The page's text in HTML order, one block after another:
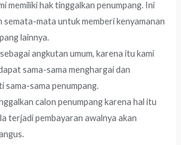
memiliki hak tinggalkan penumpang. Ini
semata-mata untuk memberi kenyamanan
lainnya.
angkutan umum, karena itu kami
sama-sama menghargai dan
sama-sama penumpang.
calon penumpang karena hal itu
terjadi pembayaran awalnya akan